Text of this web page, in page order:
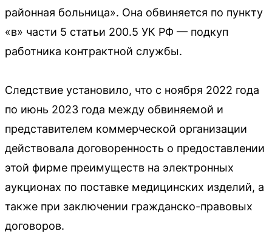
районная больница». Она обвиняется по пункту
«в» части 5 статьи 200.5 УК РФ — подкуп
работника контрактной службы.
Следствие установило, что с ноября 2022 года
по июнь 2023 года между обвиняемой и
представителем коммерческой организации
действовала договоренность о предоставлении
этой фирме преимуществ на электронных
аукционах по поставке медицинских изделий, а
также при заключении гражданско-правовых
договоров.